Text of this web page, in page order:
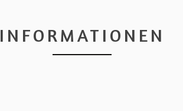
INFORMATIONEN